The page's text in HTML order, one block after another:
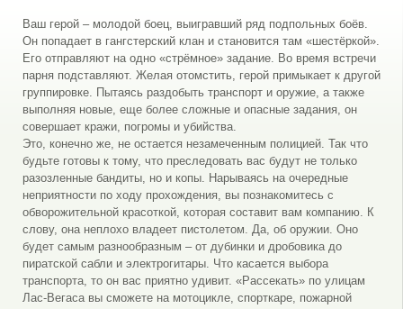
Ваш герой – молодой боец, выигравший ряд подпольных боёв.
Он попадает в гангстерский клан и становится там «шестёркой».
Его отправляют на одно «стрёмное» задание. Во время встречи
парня подставляют. Желая отомстить, герой примыкает к другой
группировке. Пытаясь раздобыть транспорт и оружие, а также
выполняя новые, еще более сложные и опасные задания, он
совершает кражи, погромы и убийства.
Это, конечно же, не остается незамеченным полицией. Так что
будьте готовы к тому, что преследовать вас будут не только
разозленные бандиты, но и копы. Нарываясь на очередные
неприятности по ходу прохождения, вы познакомитесь с
обворожительной красоткой, которая составит вам компанию. К
слову, она неплохо владеет пистолетом. Да, об оружии. Оно
будет самым разнообразным – от дубинки и дробовика до
пиратской сабли и электрогитары. Что касается выбора
транспорта, то он вас приятно удивит. «Рассекать» по улицам
Лас-Вегаса вы сможете на мотоцикле, спорткаре, пожарной